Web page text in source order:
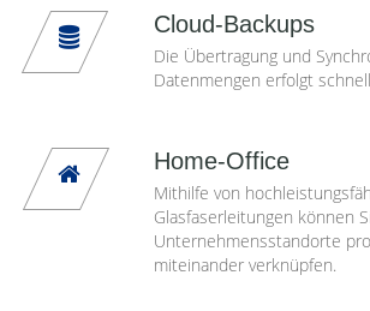
Cloud-Backups
Die Übertragung und
Datenmengen erfolgt
Home-Office
Mithilfe von
Glasfaserleitungen können
Unternehmensstandorte
miteinander verknüpfen.